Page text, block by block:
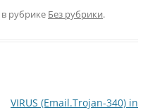
в рубрике Без рубрики.
VIRUS (Email.Trojan-340) in